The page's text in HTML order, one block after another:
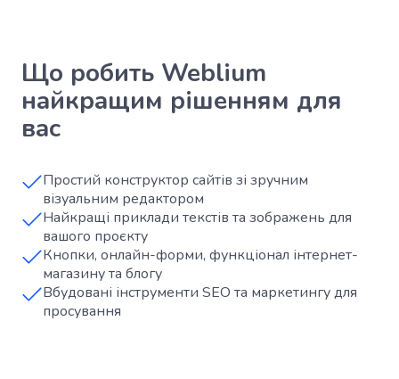
Що робить Weblium
найкращим рішенням для
вас
Простий конструктор сайтів зі зручним
візуальним редактором
Найкращі приклади текстів та зображень для
вашого проєкту
Кнопки, онлайн-форми, функціонал інтернет-
магазину та блогу
Вбудовані інструменти SEO та маркетингу для
просування